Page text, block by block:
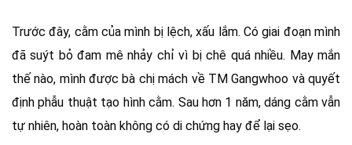
Trước đây, cằm của mình bị lệch, xấu lắm. Có giai đoạn mình
đã suýt bỏ đam mê nhảy chỉ vì bị chê quá nhiều. May mắn
thế nào, mình được bà chị mách về TM Gangwhoo và quyết
định phẫu thuật tạo hình cằm. Sau hơn 1 năm, dáng cằm vẫn
tự nhiên, hoàn toàn không có di chứng hay để lại sẹo.